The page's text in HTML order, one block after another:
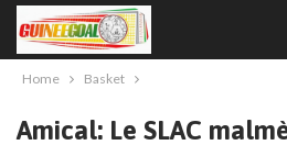
Home Basket
Amical: Le SLAC